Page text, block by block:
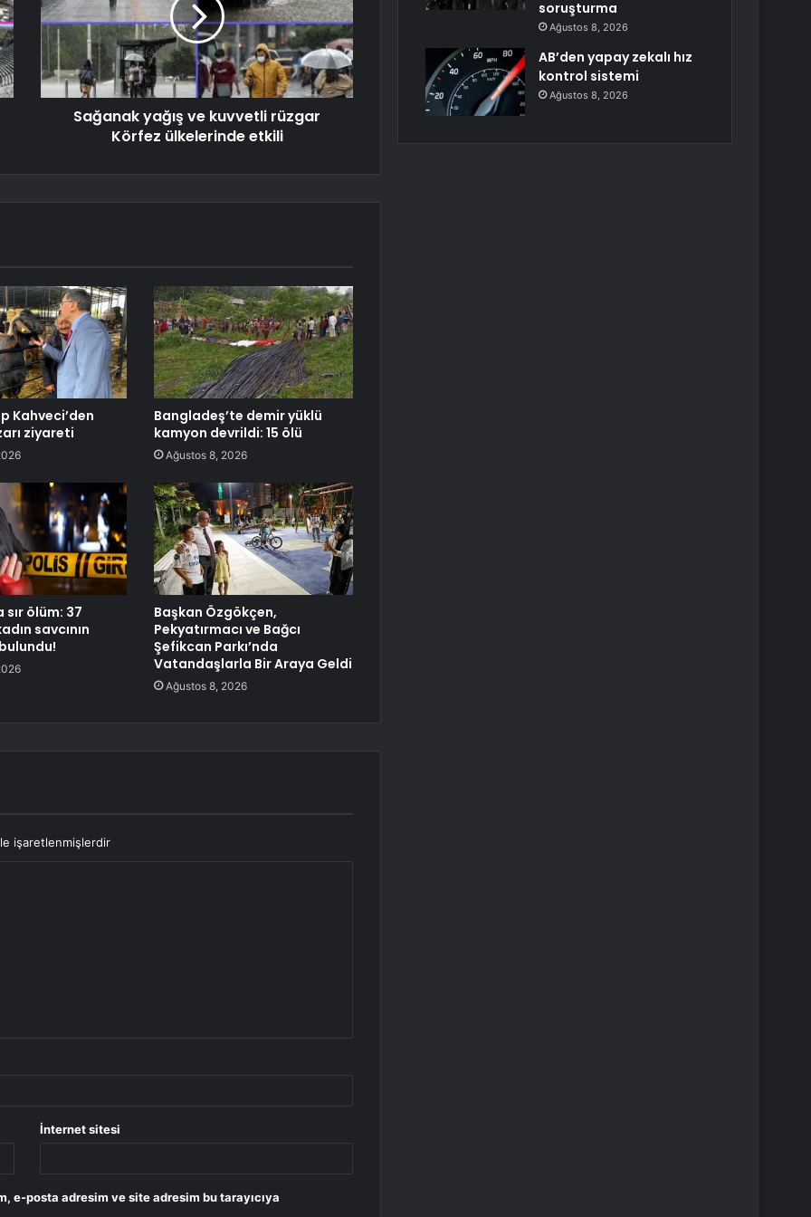
Sağanak yağış ve kuvvetli rüzgar
Körfez ülkelerinde etkili
Kahveci’den
ziyareti
Bangladeş’te demir yüklü
kamyon devrildi: 15 ölü
Ağustos 8, 2026
ölüm: 37
savcının
Başkan Özgökçen,
Pekyatırmacı ve Bağcı
Şefikcan Parkı’nda
Vatandaşlarla Bir Araya Geldi
Ağustos 8, 2026
işaretlenmişlerdir
İnternet sitesi
e-posta adresim ve site adresim bu tarayıcıya
soruşturma
Ağustos 8, 2026
AB’den yapay zekalı hız
kontrol sistemi
Ağustos 8, 2026